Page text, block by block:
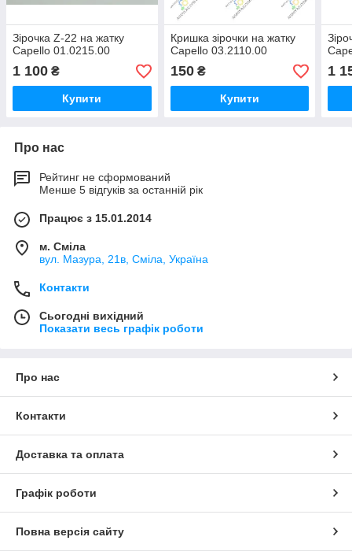
Зірочка Z-22 на жатку
Capello 01.0215.00
1 100 ₴
Купити
Кришка зірочки на жатку
Capello 03.2110.00
150₴
Купити
1
Про нас
Рейтинг не сформований
Менше 5 відгуків за останній рік
Працює з 15.01.2014
м. Сміла
вул. Мазура, 21в, Сміла, Україна
Контакти
Сьогодні вихідний
Показати весь графік роботи
Про нас
Контакти
Доставка та оплата
Графік роботи
Повна версія сайту